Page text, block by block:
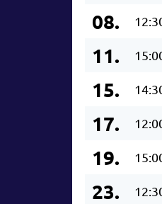
08.
11.
15.
17.
19.
23.